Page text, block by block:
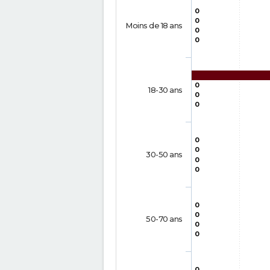
0
0
0
0
0
0
0
0
0
0
0
0
0
0
0
Moins de 18 ans
18-30 ans
30-50 ans
50-70 ans